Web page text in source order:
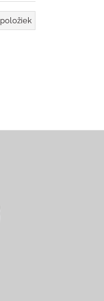
položiek